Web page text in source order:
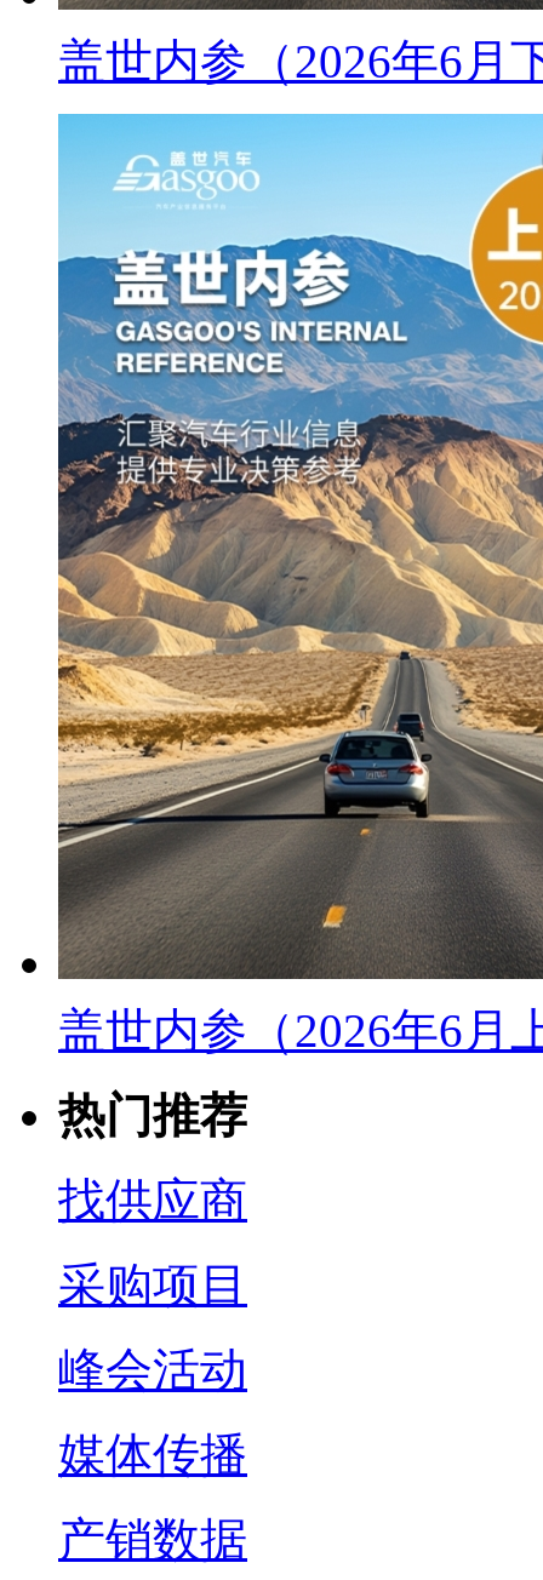
盖世内参（2026年6月
盖世内参（2026年6月
热门推荐
找供应商
采购项目
峰会活动
媒体传播
产销数据